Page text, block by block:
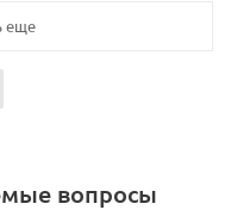
еще
вопросы